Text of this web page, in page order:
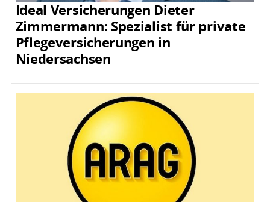
Ideal Versicherungen Dieter
Zimmermann: Spezialist für private
Pflegeversicherungen in
Niedersachsen